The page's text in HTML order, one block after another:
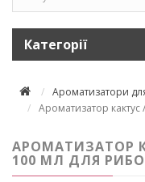
Категорії
Ароматизатори
Ароматизатор кактус
АРОМАТИЗАТОР
100 МЛ ДЛЯ